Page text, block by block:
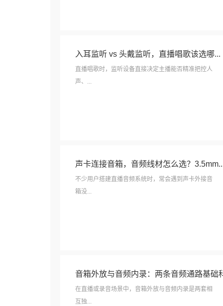
入耳监听 vs 头戴监听，直播唱歌该选哪...
直播唱歌时，监听设备直接决定主播能否精准把控人
声、...
声卡连接音箱，音频线材怎么选？
不少用户搭建直播音频系统时，常会遇到声卡外接音
箱没...
音箱外放与音频内录：两条音频通路基础
在直播或录音场景中，音箱外放与音频内录是两套相
互独...